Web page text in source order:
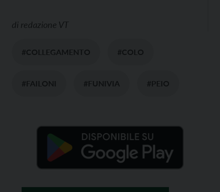
di redazione VT
#COLLEGAMENTO #COLO
#FAILONI #FUNIVIA #PEIO